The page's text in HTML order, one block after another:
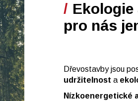
pro nás
Dřevostavby jsou
udržitelnosta
Nízkoenergetické